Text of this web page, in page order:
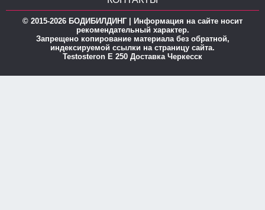
© 2015-2026 БОДИБИЛДИНГ | Информация на сайте носит
рекомендательный характер.
Запрещено копирование материала без обратной,
индексируемой ссылки на страницу сайта.
Testosteron E 250 Доставка Черкесск